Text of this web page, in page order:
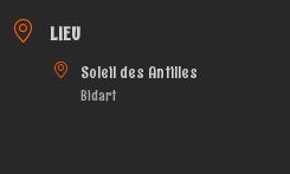
LIEU
Soleil des Antilles
Bidart